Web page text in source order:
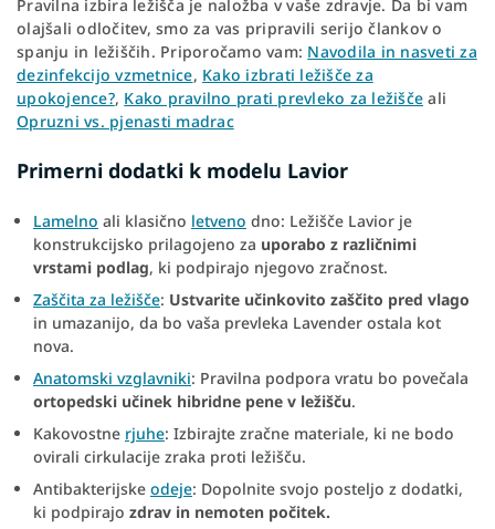
Pravilna izbira ležišča je naložba v vaše zdravje. Da bi vam
olajšali odločitev, smo za vas pripravili serijo člankov o
spanju in ležiščih. Priporočamo vam: Navodila in nasveti za
dezinfekcijo vzmetnice, Kako izbrati ležišče za
upokojence?, Kako pravilno prati prevleko za ležišče ali
Opruzni vs. pjenasti madrac
Primerni dodatki k modelu Lavior
Lamelno ali klasično letveno dno: Ležišče Lavior je
konstrukcijsko prilagojeno za uporabo z različnimi
vrstami podlag, ki podpirajo njegovo zračnost.
Zaščita za ležišče: Ustvarite učinkovito zaščito pred vlago
in umazanijo, da bo vaša prevleka Lavender ostala kot
nova.
Anatomski vzglavniki: Pravilna podpora vratu bo povečala
ortopedski učinek hibridne pene v ležišču.
Kakovostne rjuhe: Izbirajte zračne materiale, ki ne bodo
ovirali cirkulacije zraka proti ležišču.
Antibakterijske odeje: Dopolnite svojo posteljo z dodatki,
ki podpirajo zdrav in nemoten počitek.